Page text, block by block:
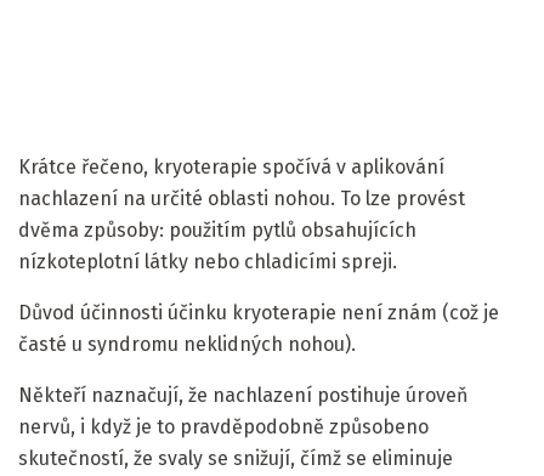
Krátce řečeno, kryoterapie spočívá v aplikování
nachlazení na určité oblasti nohou. To lze provést
dvěma způsoby: použitím pytlů obsahujících
nízkoteplotní látky nebo chladicími spreji.
Důvod účinnosti účinku kryoterapie není znám (což je
časté u syndromu neklidných nohou).
Někteří naznačují, že nachlazení postihuje úroveň
nervů, i když je to pravděpodobně způsobeno
skutečností, že svaly se snižují, čímž se eliminuje